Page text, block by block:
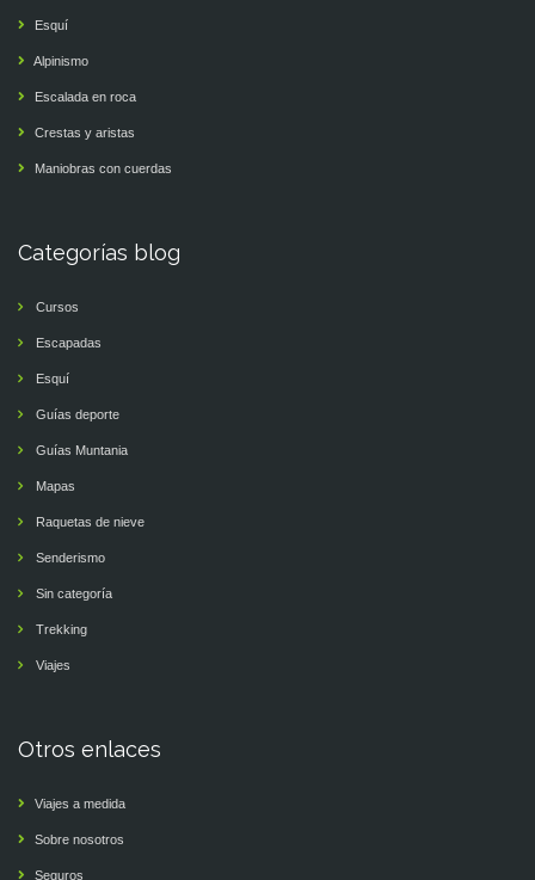
Esquí
Alpinismo
Escalada en roca
Crestas y aristas
Maniobras con cuerdas
Categorías blog
Cursos
Escapadas
Esquí
Guías deporte
Guías Muntania
Mapas
Raquetas de nieve
Senderismo
Sin categoría
Trekking
Viajes
Otros enlaces
Viajes a medida
Sobre nosotros
Seguros